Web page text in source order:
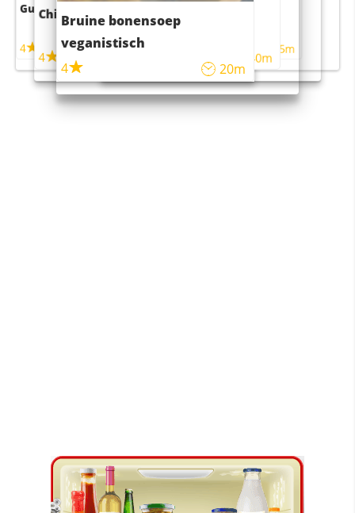
Guacamole
4
Chili con carne
4 45m
Bruine bonensoep
veganistisch
4
20m
Sushi rijstsalade
maaltijdsalade
40m
4 55m